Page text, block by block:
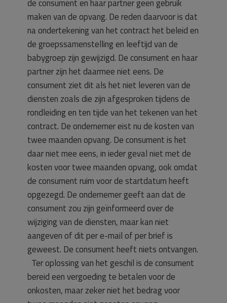
de consument en haar partner geen gebruik
maken van de opvang. De reden daarvoor is dat
na ondertekening van het contract het beleid en
de groepssamenstelling en leeftijd van de
babygroep zijn gewijzigd. De consument en haar
partner zijn het daarmee niet eens. De
consument ziet dit als het niet leveren van de
diensten zoals die zijn afgesproken tijdens de
rondleiding en ten tijde van het tekenen van het
contract. De ondernemer eist nu de kosten van
twee maanden opvang. De consument is het
daar niet mee eens, in ieder geval niet met de
kosten voor twee maanden opvang, ook omdat
de consument ruim voor de startdatum heeft
opgezegd. De ondernemer geeft aan dat de
consument zou zijn geïnformeerd over de
wijziging van de diensten, maar kan niet
aangeven of dit per e-mail of per brief is
geweest. De consument heeft niets ontvangen.
Ter oplossing van het geschil is de consument
bereid een vergoeding te betalen voor de
onkosten, maar zeker niet het bedrag voor